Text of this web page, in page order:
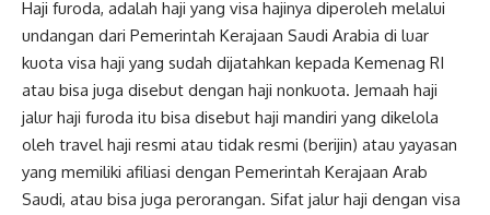
Haji furoda, adalah haji yang visa hajinya diperoleh melalui
undangan dari Pemerintah Kerajaan Saudi Arabia di luar
kuota visa haji yang sudah dijatahkan kepada Kemenag RI
atau bisa juga disebut dengan haji nonkuota. Jemaah haji
jalur haji furoda itu bisa disebut haji mandiri yang dikelola
oleh travel haji resmi atau tidak resmi (berijin) atau yayasan
yang memiliki afiliasi dengan Pemerintah Kerajaan Arab
Saudi, atau bisa juga perorangan. Sifat jalur haji dengan visa